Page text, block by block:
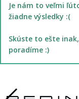
Je nám to veľmi
žiadne výsledky :(
Skúste to ešte
poradíme :)